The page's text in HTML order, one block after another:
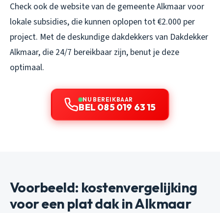
Check ook de website van de gemeente Alkmaar voor
lokale subsidies, die kunnen oplopen tot €2.000 per
project. Met de deskundige dakdekkers van Dakdekker
Alkmaar, die 24/7 bereikbaar zijn, benut je deze
optimaal.
NU BEREIKBAAR
BEL 085 019 63 15
Voorbeeld: kostenvergelijking
voor een plat dak in Alkmaar